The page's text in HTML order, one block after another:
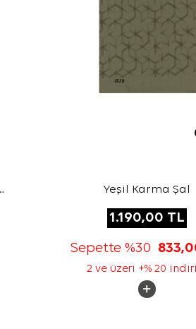
Yeşil Karma Şal
1.190,00 TL
Sepette %30
2 ve üzeri +% 20